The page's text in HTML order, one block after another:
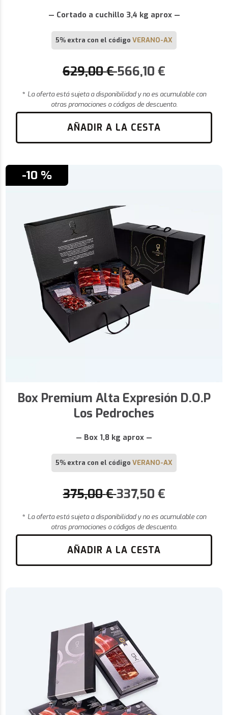
— Cortado a cuchillo 3,4 kg aprox —
5% extra con el código VERANO-AX
629,00€ 566,10 €
* La oferta está sujeta a disponibilidad y no es acumulable con
otras promociones o códigos de descuento.
AÑADIR A LA CESTA
-10 %
Box Premium Alta Expresión D.O.P
Los Pedroches
— Box 1,8 kg aprox —
5% extra con el código VERANO-AX
375,00€337,50 €
* La oferta está sujeta a disponibilidad y no es acumulable con
otras promociones o códigos de descuento.
AÑADIR A LA CESTA